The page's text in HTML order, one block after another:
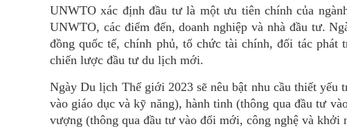
UNWTO xác định đầu tư là một ưu tiên chính của
UNWTO, các điểm đến, doanh nghiệp và nhà đầu tư.
đồng quốc tế, chính phủ, tổ chức tài chính, đối tác phát
chiến lược đầu tư du lịch mới.
Ngày Du lịch Thế giới 2023 sẽ nêu bật nhu cầu thiết
vào giáo dục và kỹ năng), hành tinh (thông qua đầu tư
vượng (thông qua đầu tư vào đổi mới, công nghệ và khởi